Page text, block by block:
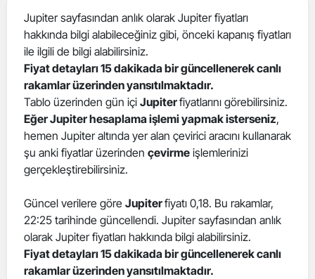
Edirne
Elazığ
Erzincan
Erzurum
Eskişehir
Giresun
Gümüşhane
Hakkari
Jupiter sayfasından anlık olarak Jupiter fiyatları
hakkında bilgi alabileceğiniz gibi, önceki kapanış fiyatları
ile ilgili de bilgi alabilirsiniz.
Fiyat detayları 15 dakikada bir güncellenerek canlı
rakamlar üzerinden yansıtılmaktadır.
Tablo üzerinden gün içi Jupiterfiyatlarını görebilirsiniz.
Eğer Jupiter hesaplama işlemi yapmak isterseniz,
hemen Jupiter altında yer alan çevirici aracını kullanarak
şu anki fiyatlar üzerinden çevirme işlemlerinizi
gerçekleştirebilirsiniz.
Güncel verilere göre Jupiterfiyatı 0,18. Bu rakamlar,
22:25 tarihinde güncellendi. Jupiter sayfasından anlık
olarak Jupiter fiyatları hakkında bilgi alabilirsiniz.
Fiyat detayları 15 dakikada bir güncellenerek canlı
rakamlar üzerinden yansıtılmaktadır.